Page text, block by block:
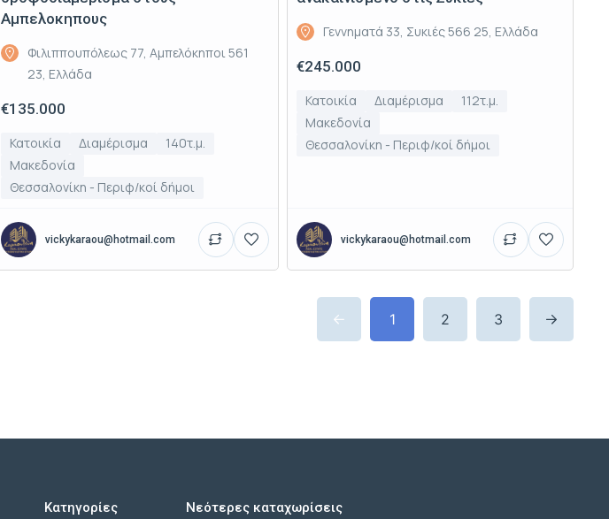
Αμπελοκηπους
Φιλιππουπόλεως 77, Αμπελόκηποι 561
23, Ελλάδα
€135.000
Κατοικία Διαμέρισμα
140τ.μ.
Μακεδονία
Θεσσαλονίκη - Περιφ/κοί δήμοι
vickykaraou@hotmail.com
Γεννηματά 33, Συκιές 566 25, Ελλάδα
€245.000
Κατοικία Διαμέρισμα
112τ.μ.
Μακεδονία
Θεσσαλονίκη - Περιφ/κοί δήμοι
vickykaraou@hotmail.com
1 2 3
Κατηγορίες Νεότερες καταχωρίσεις